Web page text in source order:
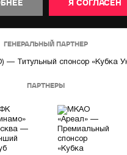
Я СОГЛАСЕН
ГЕНЕРАЛЬНЫЙ ПАРТНЕР
ПАРТНЕРЫ